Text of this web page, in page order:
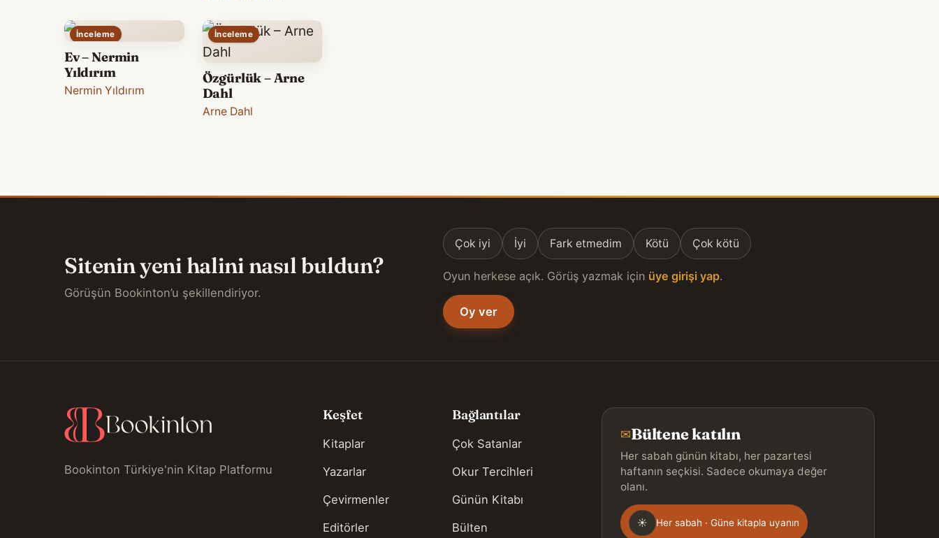
İnceleme
Ev – Nermin
Yıldırım
Nermin Yıldırım
İnceleme
Özgürlük – Arne
Dahl
Arne Dahl
Sitenin yeni halini nasıl buldun?
Görüşün Bookinton’u şekillendiriyor.
Çok iyi İyi Fark etmedim Kötü Çok kötü
Oyun herkese açık. Görüş yazmak için üye girişi yap.
Oy ver
Bookinton Türkiye'nin Kitap Platformu
Keşfet
Kitaplar
Yazarlar
Çevirmenler
Editörler
Bağlantılar
Çok Satanlar
Okur Tercihleri
Günün Kitabı
Bülten
✉Bültene katılın
Her sabah günün kitabı, her pazartesi
haftanın seçkisi. Sadece okumaya değer
olanı.
Gönderim
☀ Her sabah · Güne kitapla uyanın